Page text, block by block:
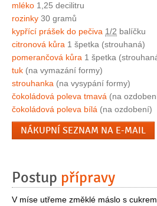
mléko 1,25 decilitru
rozinky 30 gramů
kypřící prášek do pečiva 1/2 balíčku
citronová kůra 1 špetka (strouhaná)
pomerančová kůra 1 špetka
tuk (na vymazání formy)
strouhanka (na vysypání formy)
čokoládová poleva tmavá (na
čokoládová poleva bílá (na ozdobení)
NÁKUPNÍ SEZNAM NA E-MAIL
Postup přípravy
V míse utřeme změklé máslo s